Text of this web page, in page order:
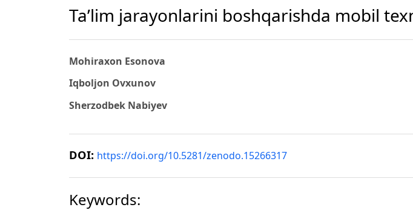
Ta’lim jarayonlarini boshqarishda mobil
Mohiraxon Esonova
Iqboljon Ovxunov
Sherzodbek Nabiyev
DOI: https://doi.org/10.5281/zenodo.15266317
Keywords: